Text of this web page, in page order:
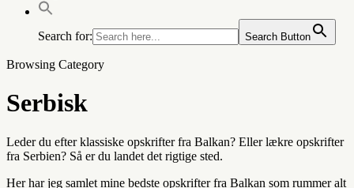
Search for: Search Button
Browsing Category
Serbisk
Leder du efter klassiske opskrifter fra Balkan? Eller lækre opskrifter
fra Serbien? Så er du landet det rigtige sted.
Her har jeg samlet mine bedste opskrifter fra Balkan som rummer alt